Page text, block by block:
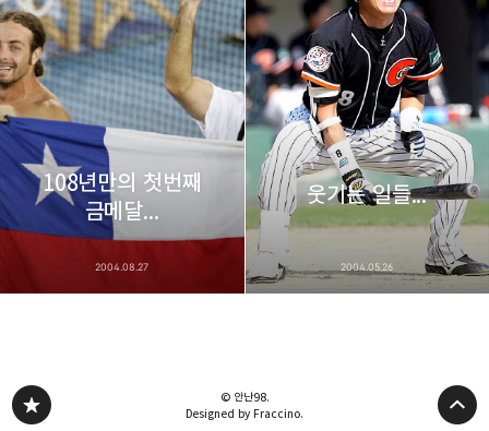
108년만의 첫번째
금메달...
2004.08.27
웃기는 일들...
2004.05.26
© 안난98.
Designed by Fraccino.